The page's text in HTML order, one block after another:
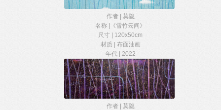
作者 | 莫隐
名称 |《雪竹云间》
尺寸 | 120x50cm
材质 | 布面油画
年代 | 2022
作者 | 莫隐